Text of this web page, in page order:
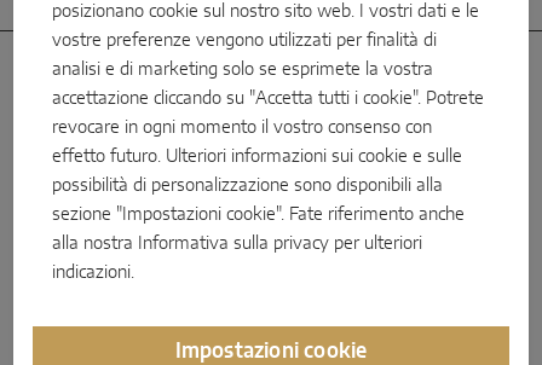
Caratteristiche
posizionano cookie sul nostro sito web. I vostri dati e le
vostre preferenze vengono utilizzati per finalità di
analisi e di marketing solo se esprimete la vostra
accettazione cliccando su "Accetta tutti i cookie". Potrete
revocare in ogni momento il vostro consenso con
effetto futuro. Ulteriori informazioni sui cookie e sulle
possibilità di personalizzazione sono disponibili alla
sezione "Impostazioni cookie". Fate riferimento anche
alla nostra
Informativa sulla privacy per ulteriori
indicazioni.
Impostazioni cookie